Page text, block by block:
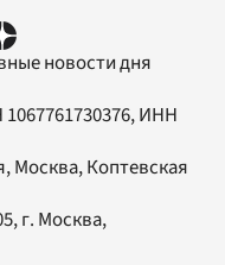
новости дня
ИНН
Москва, Коптевская
, г. Москва,